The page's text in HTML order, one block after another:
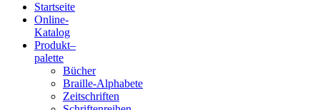
Blindenschrift-
Verlag
Startseite
Online-
Katalog
Produkt–
palette
Bücher
Braille-Alphabete
Zeitschriften